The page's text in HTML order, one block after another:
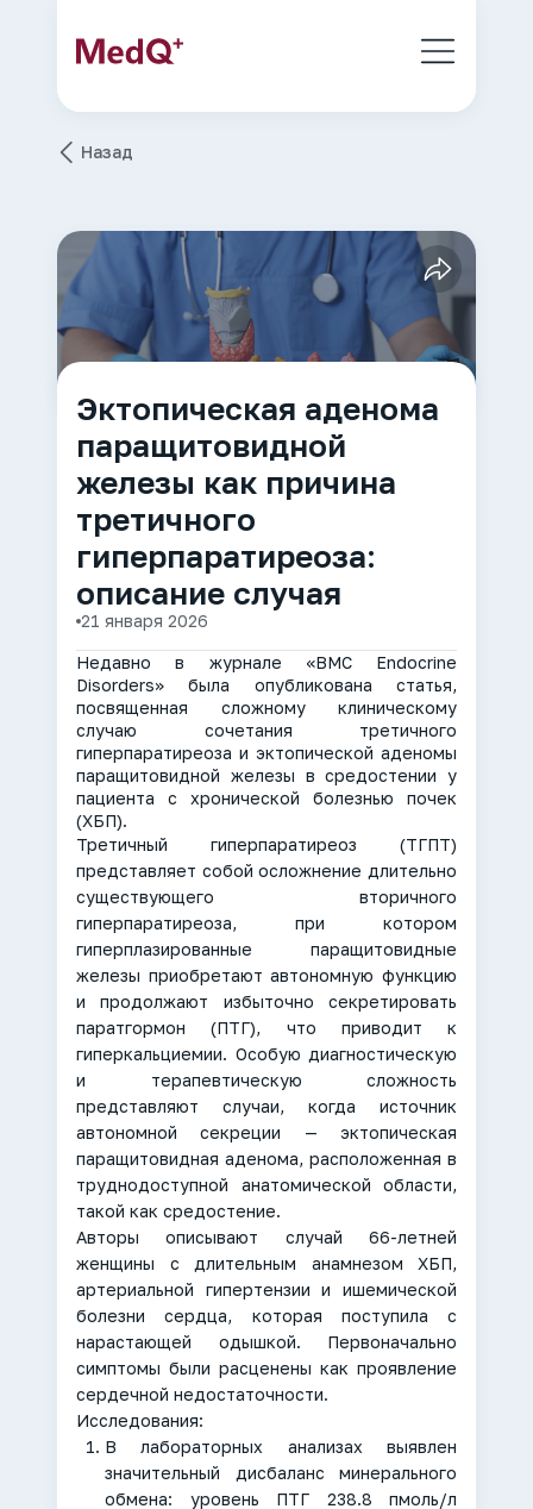
Назад
Эктопическая аденома
паращитовидной
железы как причина
третичного
гиперпаратиреоза:
описание случая
21 января 2026
Недавно в журнале «BMC Endocrine
Disorders» была опубликована статья,
посвященная сложному клиническому
случаю сочетания третичного
гиперпаратиреоза и эктопической аденомы
паращитовидной железы в средостении у
пациента с хронической болезнью почек
(ХБП).
Третичный гиперпаратиреоз (ТГПТ)
представляет собой осложнение длительно
существующего вторичного
гиперпаратиреоза, при котором
гиперплазированные паращитовидные
железы приобретают автономную функцию
и продолжают избыточно секретировать
паратгормон (ПТГ), что приводит к
гиперкальциемии. Особую диагностическую
и терапевтическую сложность
представляют случаи, когда источник
автономной секреции — эктопическая
паращитовидная аденома, расположенная в
труднодоступной анатомической области,
такой как средостение.
Авторы описывают случай 66-летней
женщины с длительным анамнезом ХБП,
артериальной гипертензии и ишемической
болезни сердца, которая поступила с
нарастающей одышкой. Первоначально
симптомы были расценены как проявление
сердечной недостаточности.
Исследования:
В лабораторных анализах выявлен
значительный дисбаланс минерального
обмена: уровень ПТГ 238.8 пмоль/л